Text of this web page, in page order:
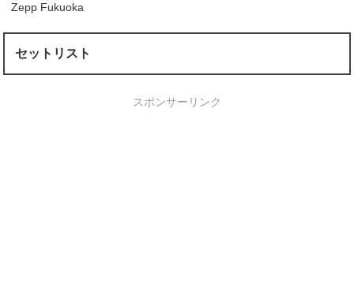
Zepp Fukuoka
セットリスト
スポンサーリンク